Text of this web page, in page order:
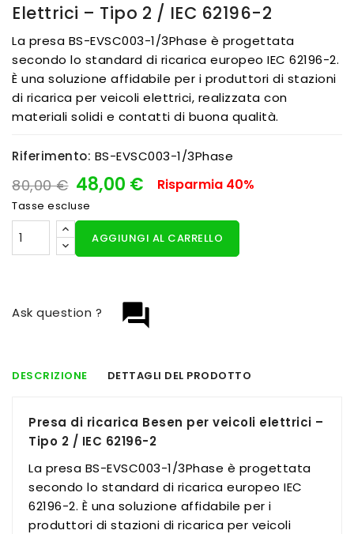
Elettrici – Tipo 2 / IEC 62196-2
La presa BS-EVSC003-1/3Phase è progettata
secondo lo standard di ricarica europeo IEC 62196-2.
È una soluzione affidabile per i produttori di stazioni
di ricarica per veicoli elettrici, realizzata con
materiali solidi e contatti di buona qualità.
Riferimento: BS-EVSC003-1/3Phase
80,00 € 48,00 € Risparmia 40%
Tasse escluse
AGGIUNGI AL CARRELLO
question_answer
Ask question ?
DESCRIZIONE DETTAGLI DEL PRODOTTO
Presa di ricarica Besen per veicoli elettrici –
Tipo 2 / IEC 62196-2
La presa BS-EVSC003-1/3Phase è progettata
secondo lo standard di ricarica europeo IEC
62196-2. È una soluzione affidabile per i
produttori di stazioni di ricarica per veicoli